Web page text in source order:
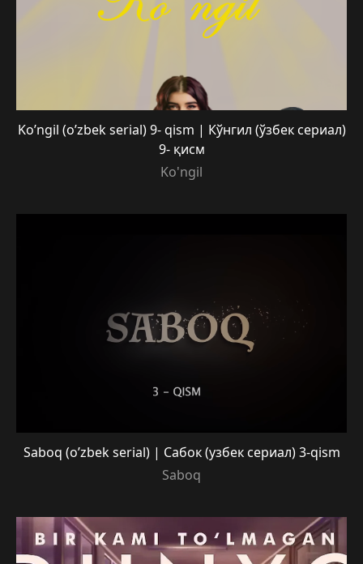
Ko’ngil (o’zbek serial) 9- qism | Кўнгил (ўзбек сериал)
9- қисм
Ko'ngil
Saboq (o’zbek serial) | Сабок (узбек сериал) 3-qism
Saboq